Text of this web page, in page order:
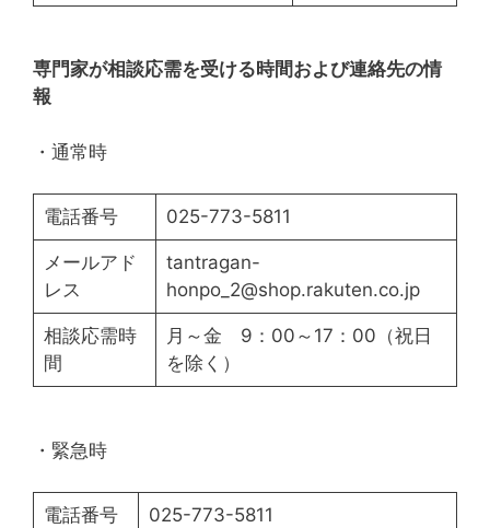
専門家が相談応需を受ける時間および連絡先の情
報
・通常時
電話番号 025-773-5811
メールアド
レス
tantragan-
honpo_2@shop.rakuten.co.jp
相談応需時
間
月～金 9：00～17：00（祝日
を除く）
・緊急時
電話番号 025-773-5811